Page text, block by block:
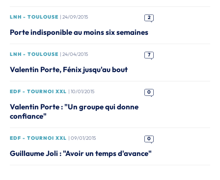
LNH - TOULOUSE | 24/09/2015 2
Porte indisponible au moins six semaines
LNH - TOULOUSE | 24/04/2015 7
Valentin Porte, Fénix jusqu'au bout
EDF - TOURNOI XXL | 10/01/2015 0
Valentin Porte : "Un groupe qui donne
confiance"
EDF - TOURNOI XXL | 09/01/2015 0
Guillaume Joli : "Avoir un temps d'avance"